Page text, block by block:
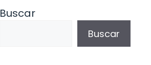
Buscar
Buscar